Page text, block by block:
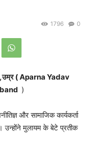
0
1796
,उम्र ( Aparna Yadav
)
और सामाजिक कार्यकर्ता
उन्होंने मुलायम के बेटे प्रतीक